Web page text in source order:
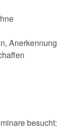
Anerkennung
besucht: